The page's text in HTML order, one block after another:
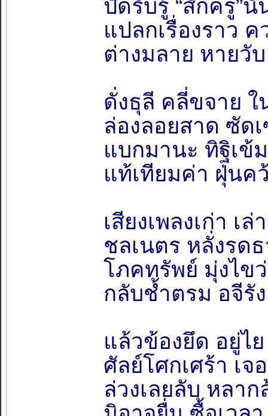
ปิดรับรู้ “สักครู่”
แปลกเรื่องราว
ต่างมลาย หายวั
ดั่งธุลี คลี่ขจาย ใ
ล่องลอยสาด ซัด
แบกมานะ ทิฐิเข้
แท้เทียมค่า ฝุ่นค
เสียงเพลงเก่า เ
ชลเนตร หลั่งรด
โภคทรัพย์ มุ่งไข
กลับช้ำตรม อจีรั
แล้วข้องยึด อยู่ไ
ศัลย์โศกเศร้า เ
ล่วงเลยลับ หลา